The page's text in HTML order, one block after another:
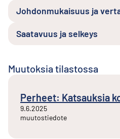
Johdonmukaisuus ja
Saatavuus ja selkeys
Muutoksia tilastossa
Perheet: Katsauksia
9.6.2025
muutostiedote